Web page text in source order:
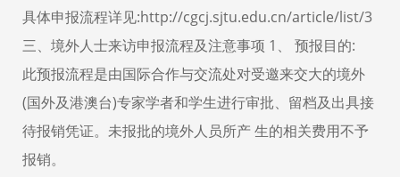
具体申报流程详见:http://cgcj.sjtu.edu.cn/article/list/3
三、境外人士来访申报流程及注意事项 1、 预报目的:
此预报流程是由国际合作与交流处对受邀来交大的境外
(国外及港澳台)专家学者和学生进行审批、留档及出具接
待报销凭证。未报批的境外人员所产 生的相关费用不予
报销。